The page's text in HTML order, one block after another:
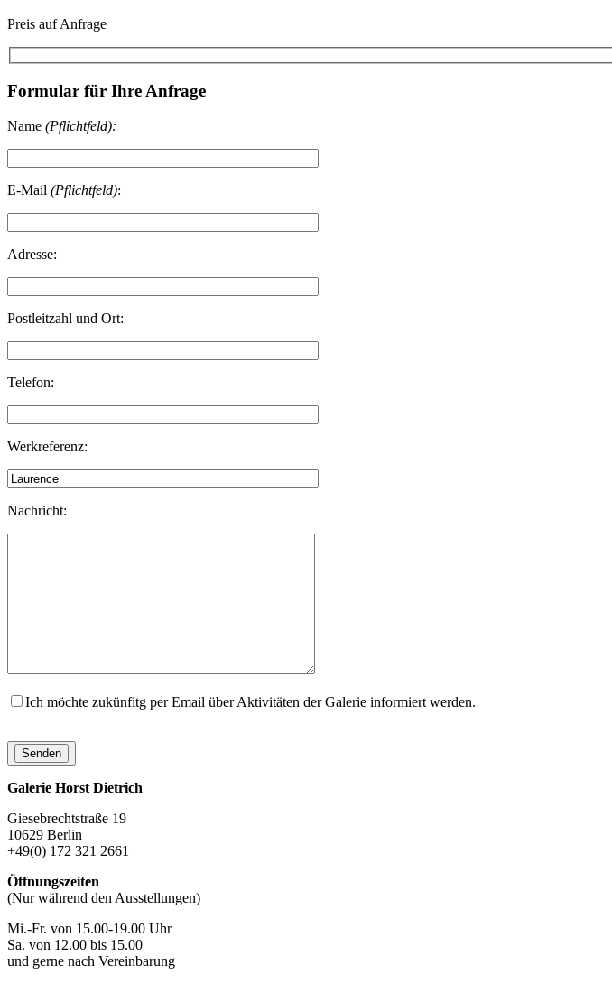
Preis auf Anfrage
Formular für Ihre Anfrage
Name (Pflichtfeld):
E-Mail (Pflichtfeld):
Adresse:
Postleitzahl und Ort:
Telefon:
Werkreferenz:
Nachricht:
Ich möchte zukünfitg per Email über Aktivitäten der Galerie informiert werden.
Galerie Horst Dietrich
Giesebrechtstraße 19
10629 Berlin
+49(0) 172 321 2661
Öffnungszeiten
(Nur während den Ausstellungen)
Mi.-Fr. von 15.00-19.00 Uhr
Sa. von 12.00 bis 15.00
und gerne nach Vereinbarung